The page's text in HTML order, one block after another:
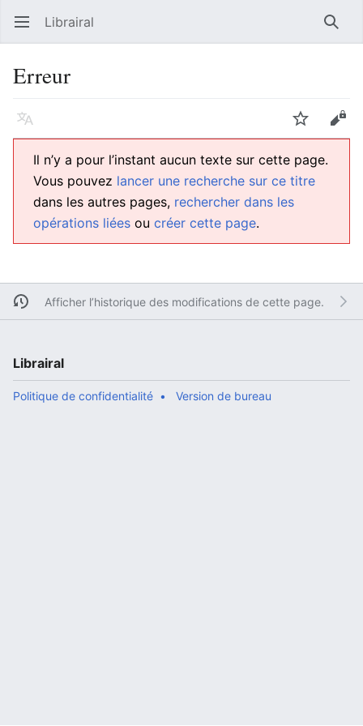
Ouvrir le menu principal Librairal
Erreur
Langue Suivre
Il n’y a pour l’instant aucun texte sur cette page.
Vous pouvez lancer une recherche sur ce titre
dans les autres pages, rechercher dans les
opérations liées ou créer cette page.
Afficher l’historique des modifications de cette page.
Librairal
Politique de confidentialité Version de bureau